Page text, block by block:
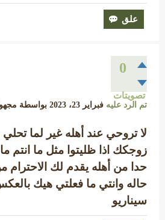
0
تصويتات
تم الرد عليه فبراير 23، 2023 بواسطة
لا تروحي عند أهله غير لما
زوجكك اذا ظليتوا مثل ما انتم
حدا من أهله يقدم لك الاحترام
حاله وانتي ما فعلتي هيك
سيناريو